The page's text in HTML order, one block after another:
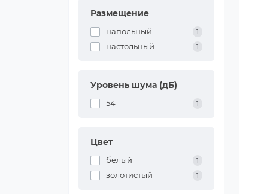
Размещение
напольный 1
настольный 1
Уровень шума (дБ)
54 1
Цвет
белый 1
золотистый 1